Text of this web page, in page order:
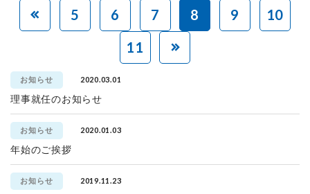
5 6 7 8 9
10
11
お知らせ 2020.03.01
理事就任のお知らせ
お知らせ 2020.01.03
年始のご挨拶
お知らせ 2019.11.23